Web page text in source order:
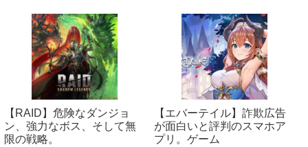
【RAID】危険なダンジョ
ン、強力なボス、そして無
限の戦略。
【エバーテイル】詐欺広告
が面白いと評判のスマホア
プリ。ゲーム